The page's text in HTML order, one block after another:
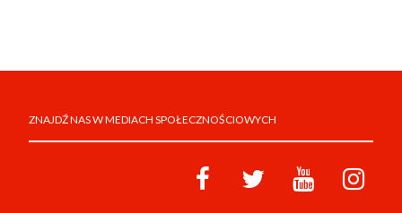
ZNAJDŹ NAS W MEDIACH SPOŁECZNOŚCIOWYCH